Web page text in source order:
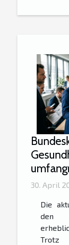
30. April
Die
den
Trotz